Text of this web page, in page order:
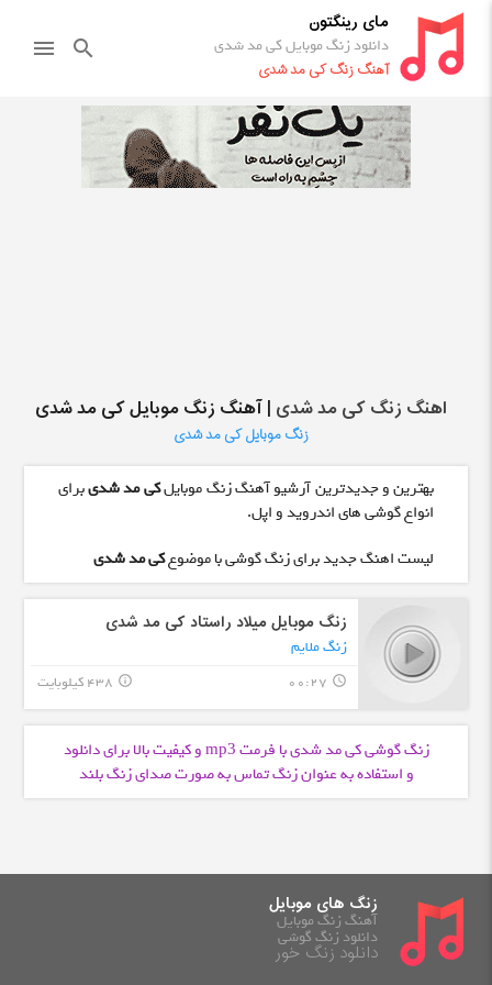
مای رینگتون
دانلود زنگ موبایل کی مد شدی
آهنگ زنگ کی مد شدی
search
menu
اهنگ زنگ کی مد شدی | آهنگ زنگ موبایل کی مد شدی
زنگ موبایل کی مد شدی
بهترین و جدیدترین آرشیو آهنگ زنگ موبایلکی مد شدیبرای
انواع گوشی های اندروید و اپل.
لیست اهنگ جدید برای زنگ گوشی با موضوعکی مد شدی
زنگ موبایل میلاد راستاد کی مد شدی
زنگ ملایم
query_builder
00:27 438 کیلوبایت info_outline
زنگ گوشی کی مد شدی با فرمت mp3 و کیفیت بالا برای دانلود
و استفاده به عنوان زنگ تماس به صورت صدای زنگ بلند
زنگ های موبایل
آهنگ زنگ موبایل
دانلود زنگ گوشی
دانلود زنگ خور